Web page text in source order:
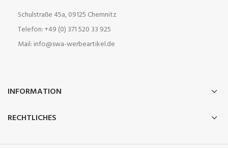
Schulstraße 45a, 09125 Chemnitz
Telefon: +49 (0) 371 520 33 925
Mail: info@swa-werbeartikel.de
INFORMATION
RECHTLICHES